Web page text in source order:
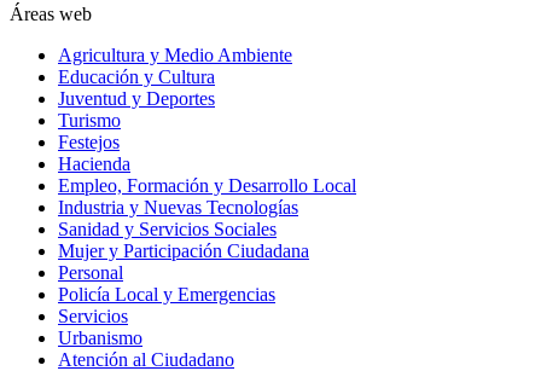
Áreas web
Agricultura y Medio Ambiente
Educación y Cultura
Juventud y Deportes
Turismo
Festejos
Hacienda
Empleo, Formación y Desarrollo Local
Industria y Nuevas Tecnologías
Sanidad y Servicios Sociales
Mujer y Participación Ciudadana
Personal
Policía Local y Emergencias
Servicios
Urbanismo
Atención al Ciudadano